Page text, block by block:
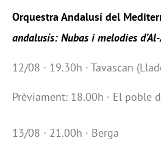
Orquestra Andalusí del
andalusís: Nubas i melodies
12/08 · 19.30h · Tavascan
Prèviament: 18.00h · El poble
13/08 · 21.00h · Berga